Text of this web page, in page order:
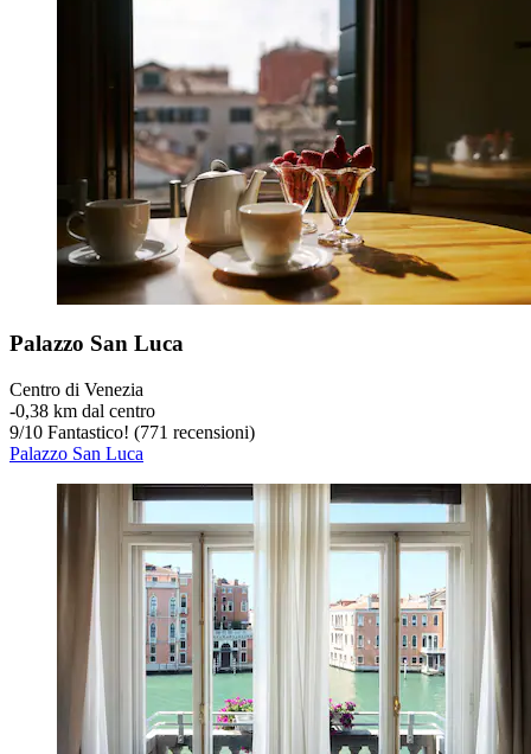
Palazzo San Luca
Centro di Venezia
‐0,38 km dal centro
9/10 Fantastico! (771 recensioni)
Palazzo San Luca